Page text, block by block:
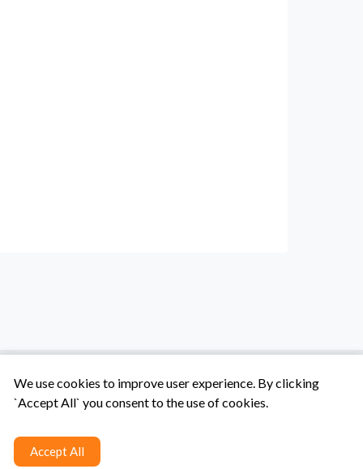
We use cookies to improve user experience. By clicking
`Accept All` you consent to the use of cookies.
Accept All